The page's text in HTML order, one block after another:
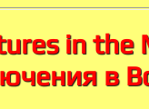
in the
в